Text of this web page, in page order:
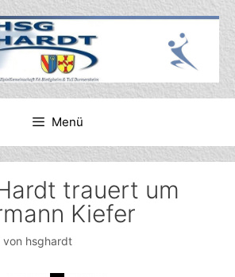
Menü
trauert um
Kiefer
von hsghardt